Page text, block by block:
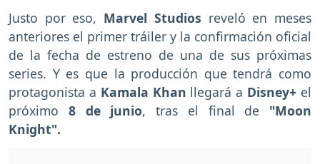
Justo por eso, Marvel Studios reveló en meses
anteriores el primer tráiler y la confirmación oficial
de la fecha de estreno de una de sus próximas
series. Y es que la producción que tendrá como
protagonista a Kamala Khan llegará a Disney+ el
próximo 8 de junio, tras el final de "Moon
Knight".